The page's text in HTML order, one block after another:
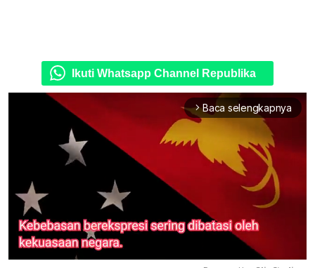
Ikuti Whatsapp Channel Republika
arrow_forward_ios Baca selengkapnya